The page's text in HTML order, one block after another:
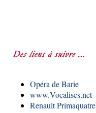
Opéra de Barie
www.Vocalises.net
Renault Primaquatre